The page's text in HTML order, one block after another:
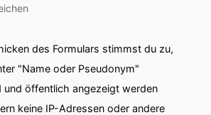
des Formulars stimmst du zu,
"Name oder Pseudonym"
öffentlich angezeigt werden
keine IP-Adressen oder andere